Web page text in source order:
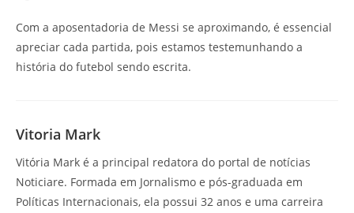
Com a aposentadoria de Messi se aproximando, é essencial
apreciar cada partida, pois estamos testemunhando a
história do futebol sendo escrita.
Vitoria Mark
Vitória Mark é a principal redatora do portal de notícias
Noticiare. Formada em Jornalismo e pós-graduada em
Políticas Internacionais, ela possui 32 anos e uma carreira